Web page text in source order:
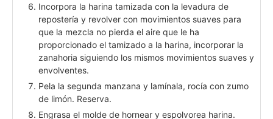
Incorpora la harina tamizada con la levadura de
repostería y revolver con movimientos suaves para
que la mezcla no pierda el aire que le ha
proporcionado el tamizado a la harina, incorporar la
zanahoria siguiendo los mismos movimientos suaves y
envolventes.
Pela la segunda manzana y lamínala, rocía con zumo
de limón. Reserva.
Engrasa el molde de hornear y espolvorea harina.